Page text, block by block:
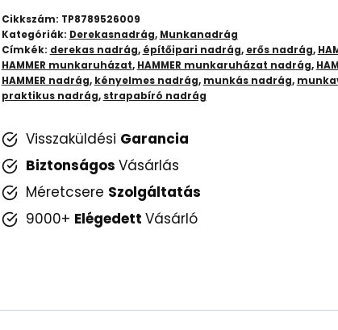
és
Kényelmes
Munkaruházat
mennyiség
Cikkszám: TP8789526009
Kategóriák: Derekasnadrág, Munkanadrág
Címkék: derekas nadrág, építőipari nadrág, erős nadrág,
HAMMER munkaruházat, HAMMER munkaruházat nadrág,
HAMMER nadrág, kényelmes nadrág, munkás nadrág,
praktikus nadrág, strapabíró nadrág
Visszaküldési Garancia
Biztonságos Vásárlás
Méretcsere Szolgáltatás
9000+ Elégedett Vásárló